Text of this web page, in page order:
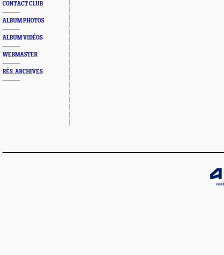
CONTACT CLUB
ALBUM PHOTOS
ALBUM VIDÉOS
WEBMASTER
RÉS. ARCHIVES